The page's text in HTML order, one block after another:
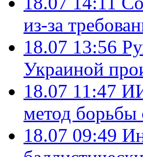
из-за
18.07 13:56
Украиной
18.07 11:47
метод борьбы
18.07 09:49